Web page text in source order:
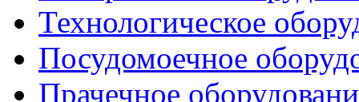
Технологическое
Посудомоечное
Прачечное